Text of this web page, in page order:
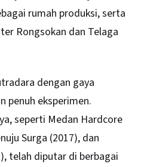
rumah produksi, serta
Rongsokan dan Telaga
dengan gaya
penuh eksperimen.
seperti Medan Hardcore
Surga (2017), dan
telah diputar di berbagai